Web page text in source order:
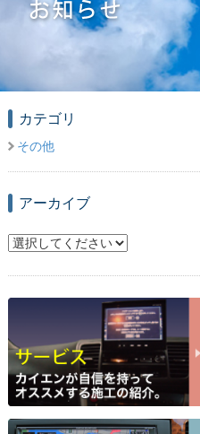
カテゴリ
その他
アーカイブ